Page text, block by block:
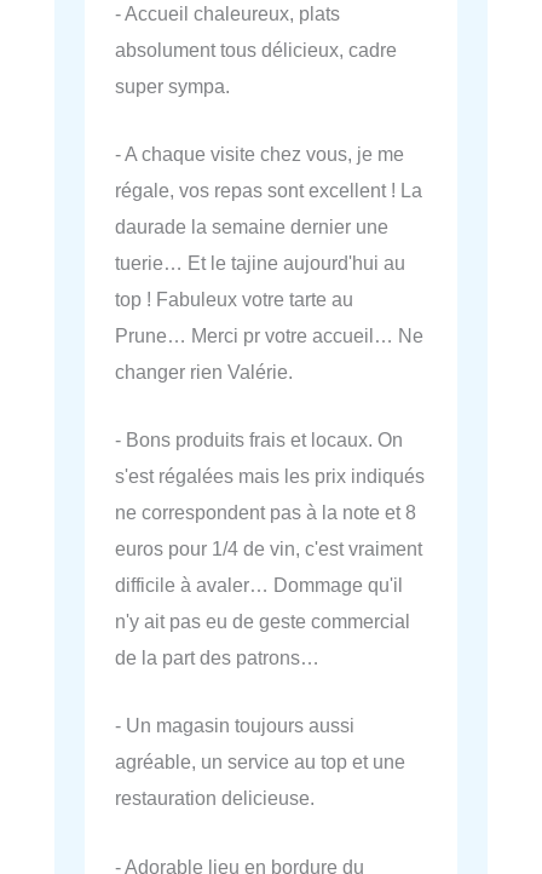
- Accueil chaleureux, plats
absolument tous délicieux, cadre
super sympa.
- A chaque visite chez vous, je me
régale, vos repas sont excellent ! La
daurade la semaine dernier une
tuerie… Et le tajine aujourd'hui au
top ! Fabuleux votre tarte au
Prune… Merci pr votre accueil… Ne
changer rien Valérie.
- Bons produits frais et locaux. On
s'est régalées mais les prix indiqués
ne correspondent pas à la note et 8
euros pour 1/4 de vin, c'est vraiment
difficile à avaler… Dommage qu'il
n'y ait pas eu de geste commercial
de la part des patrons…
- Un magasin toujours aussi
agréable, un service au top et une
restauration delicieuse.
- Adorable lieu en bordure du